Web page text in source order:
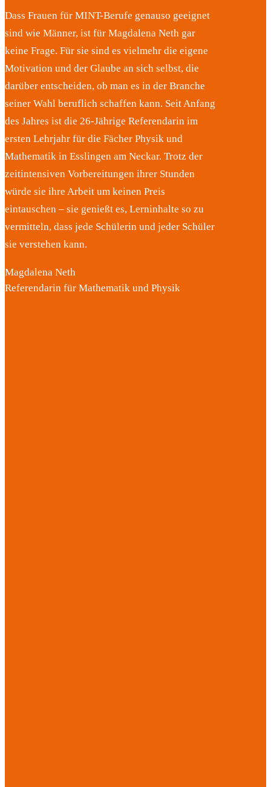
Dass Frauen für MINT-Berufe genauso geeignet
sind wie Männer, ist für Magdalena Neth gar
keine Frage. Für sie sind es vielmehr die eigene
Motivation und der Glaube an sich selbst, die
darüber entscheiden, ob man es in der Branche
seiner Wahl beruflich schaffen kann. Seit Anfang
des Jahres ist die 26-Jährige Referendarin im
ersten Lehrjahr für die Fächer Physik und
Mathematik in Esslingen am Neckar. Trotz der
zeitintensiven Vorbereitungen ihrer Stunden
würde sie ihre Arbeit um keinen Preis
eintauschen – sie genießt es, Lerninhalte so zu
vermitteln, dass jede Schülerin und jeder Schüler
sie verstehen kann.
Magdalena Neth
Referendarin für Mathematik und Physik